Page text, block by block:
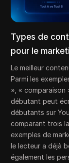
Types de
pour le
Le meilleur
Parmi les
», « comparaison
débutant peut
débutants sur
comparant trois
exemples de
le lecteur a déjà
également les